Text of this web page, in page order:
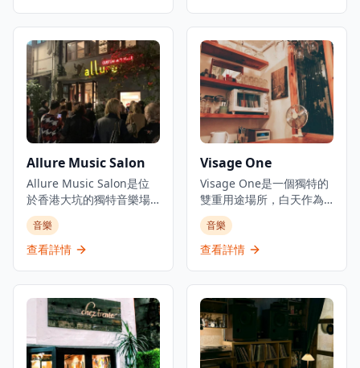
和藍調表演而聞名。該餐
廳提供價格合理的精選飲
品，設有歡樂時光特價，
還有值得一試的酒吧食
物。作為香港標誌性夜生
活目的地之一，它已為本
地人和遊客服務超過50
愛好者必訪景點的聲譽。
酒吧的裝潢充滿懷舊氣
息，牆上掛滿了音樂紀念
品和照片，見證了香港音
樂文化的發展歷程。每晚
都有專業的爵士樂和藍調
的氛圍輕鬆友好，無論是
音樂愛好者還是初次體驗
現場音樂的客人，都能在
這裡找到屬於自己的樂
趣。Ned Kelly's Last
酒，並從週三開始舉辦現
場爵士樂、靈魂樂和藍調
音樂表演，為客人帶來難
忘的音樂體驗。作為The
Trilogy三個概念場所的一
部分，Ella在香港娛樂區的
中心地帶提供親密的爵士
浪漫夜晚的情侶，還是尋
找獨特音樂體驗的音樂愛
好者，都能在這裡找到屬
於自己的樂趣。酒吧環境
優雅舒適，適合約會、商
務聚會或慶祝特殊場合，
和美好時光。
Allure Music Salon
Allure Music Salon是位
於香港大坑的獨特音樂場
所，坐落在一座百年石屋
內，是體驗現場音樂和歷
史文化的理想去處。沙龍
民謠到爵士樂和探戈等各
種音樂類型，為客人帶來
多樣化的音樂體驗。這個
歷史悠久的場地為音樂愛
好者創造了迷人的氛圍，
音樂
查看詳情
Visage One
Visage One是一個獨特的
雙重用途場所，白天作為
專業髮廊營運，每逢星期
六晚上則搖身一變成為親
密的爵士酒吧。店主兼現
11:30開放這個小型髮廊，
將其變成一個偽爵士酒
吧，提供現場表演。該場
所被形容為城中最獨家的
髮廊之一，只提供剪髮服
音樂
查看詳情